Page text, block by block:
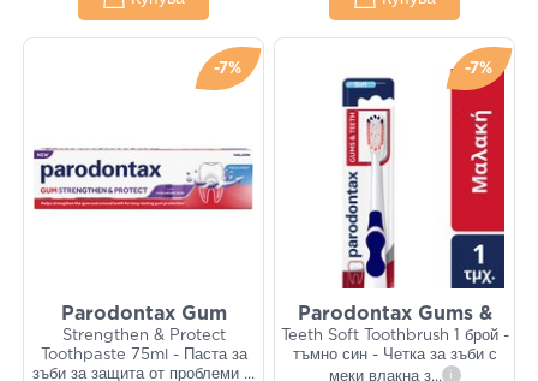
-7%
Parodontax Gum
Strengthen & Protect
Toothpaste 75ml - Паста за
зъби за защита от проблеми ...
-7%
Parodontax Gums &
Teeth Soft Toothbrush 1 брой -
тъмно син - Четка за зъби с
меки влакна з... i